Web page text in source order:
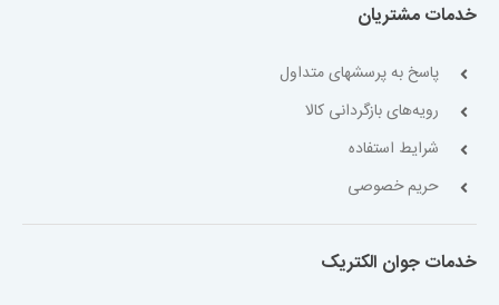
خدمات مشتریان
پاسخ به پرسشهای متداول
رویه‌های بازگردانی کالا
شرایط استفاده
حریم خصوصی
خدمات جوان الکتریک